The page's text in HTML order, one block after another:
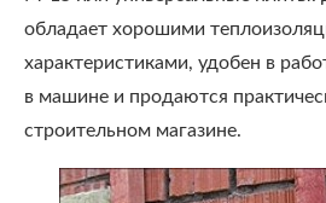
обладает хорошими
характеристиками, удобен в
в машине и продаются
строительном магазине.